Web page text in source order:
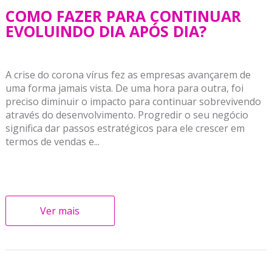
COMO FAZER PARA CONTINUAR
EVOLUINDO DIA APÓS DIA?
A crise do corona vírus fez as empresas avançarem de
uma forma jamais vista. De uma hora para outra, foi
preciso diminuir o impacto para continuar sobrevivendo
através do desenvolvimento. Progredir o seu negócio
significa dar passos estratégicos para ele crescer em
termos de vendas e...
Ver mais